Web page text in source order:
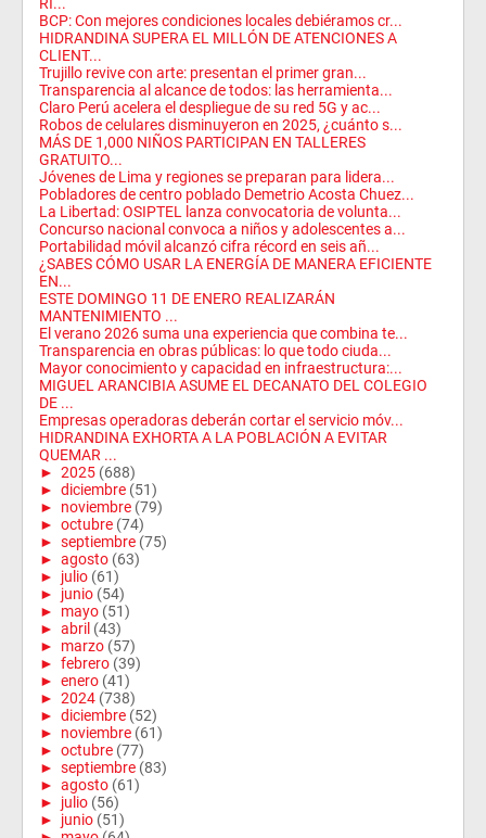
BCP: Con mejores condiciones locales debiéramos cr...
HIDRANDINA SUPERA EL MILLÓN DE ATENCIONES A
CLIENT...
Trujillo revive con arte: presentan el primer gran...
Transparencia al alcance de todos: las herramienta...
Claro Perú acelera el despliegue de su red 5G y ac...
Robos de celulares disminuyeron en 2025, ¿cuánto s...
MÁS DE 1,000 NIÑOS PARTICIPAN EN TALLERES
GRATUITO...
Jóvenes de Lima y regiones se preparan para lidera...
Pobladores de centro poblado Demetrio Acosta Chuez...
La Libertad: OSIPTEL lanza convocatoria de volunta...
Concurso nacional convoca a niños y adolescentes a...
Portabilidad móvil alcanzó cifra récord en seis añ...
¿SABES CÓMO USAR LA ENERGÍA DE MANERA EFICIENTE
EN...
ESTE DOMINGO 11 DE ENERO REALIZARÁN
MANTENIMIENTO ...
El verano 2026 suma una experiencia que combina te...
Transparencia en obras públicas: lo que todo ciuda...
Mayor conocimiento y capacidad en infraestructura:...
MIGUEL ARANCIBIA ASUME EL DECANATO DEL COLEGIO
DE ...
Empresas operadoras deberán cortar el servicio móv...
HIDRANDINA EXHORTA A LA POBLACIÓN A EVITAR
QUEMAR ...
► 2025 (688)
► diciembre (51)
► noviembre (79)
► octubre (74)
► septiembre (75)
► agosto (63)
► julio (61)
► junio (54)
► mayo (51)
► abril (43)
► marzo (57)
► febrero (39)
► enero (41)
► 2024 (738)
► diciembre (52)
► noviembre (61)
► octubre (77)
► septiembre (83)
► agosto (61)
► julio (56)
► junio (51)